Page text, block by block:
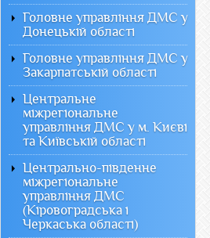
Головне управління ДМС у
Донецькій області
Головне управління ДМС у
Закарпатській області
Центральне
міжрегіональне
управління ДМС у м. Києві
та Київській області
Центрально-південне
міжрегіональне
управління ДМС
(Кіровоградська і
Черкаська області)